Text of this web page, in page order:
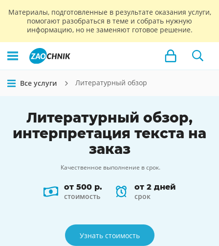
Материалы, подготовленные в результате оказания услуги,
помогают разобраться в теме и собрать нужную
информацию, но не заменяют готовое решение.
Все услуги Литературный обзор
Литературный обзор,
интерпретация текста на
заказ
Качественное выполнение в срок.
от 500 р.
стоимость
от 2 дней
срок
Узнать стоимость